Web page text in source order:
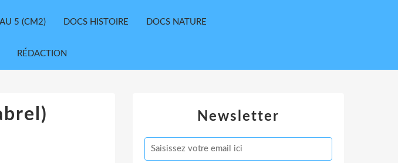
5 (CM2) DOCS HISTOIRE DOCS NATURE
RÉDACTION
Newsletter